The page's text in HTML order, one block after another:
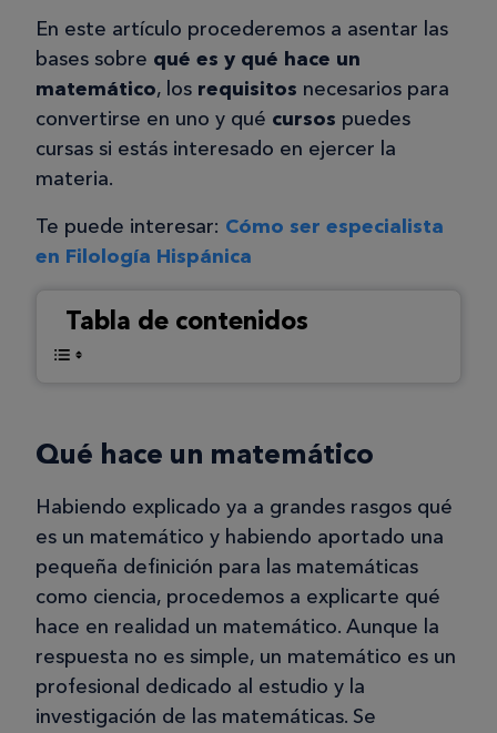
En este artículo procederemos a asentar las
bases sobre qué es y qué hace un
matemático, los requisitos necesarios para
convertirse en uno y qué cursos puedes
cursas si estás interesado en ejercer la
materia.
Te puede interesar: Cómo ser especialista
en Filología Hispánica
Tabla de contenidos
Qué hace un matemático
Habiendo explicado ya a grandes rasgos qué
es un matemático y habiendo aportado una
pequeña definición para las matemáticas
como ciencia, procedemos a explicarte qué
hace en realidad un matemático. Aunque la
respuesta no es simple, un matemático es un
profesional dedicado al estudio y la
investigación de las matemáticas. Se